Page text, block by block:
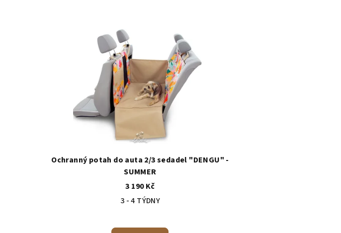
Ochranný potah do auta 2/3 sedadel "DENGU" -
SUMMER
3 190 Kč
3 - 4 TÝDNY